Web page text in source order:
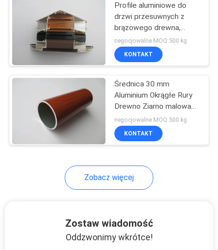
Profile aluminiowe do
drzwi przesuwnych z
brązowego drewna,
profile aluminiowe z
powłoką proszkową
negocjowalne MOQ:500 kg
KONTAKT
Średnica 30 mm
Aluminium Okrągłe Rury
Drewno Ziarno malowane
Ochrona środowiska
negocjowalne MOQ:500 kg
KONTAKT
Zobacz więcej
Zostaw wiadomość
Oddzwonimy wkrótce!